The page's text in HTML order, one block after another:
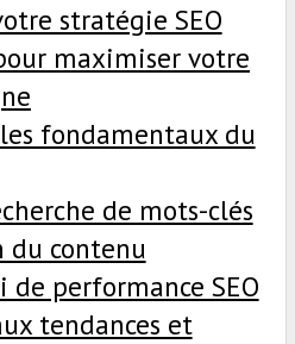
stratégie SEO
maximiser votre
fondamentaux du
de mots-clés
contenu
performance SEO
tendances et